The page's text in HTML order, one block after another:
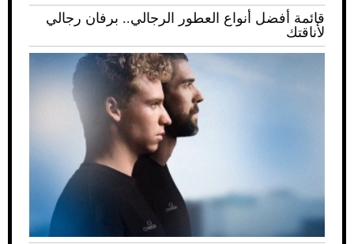
قائمة أفضل أنواع العطور الرجالي.. برفان رجالي
لأناقتك